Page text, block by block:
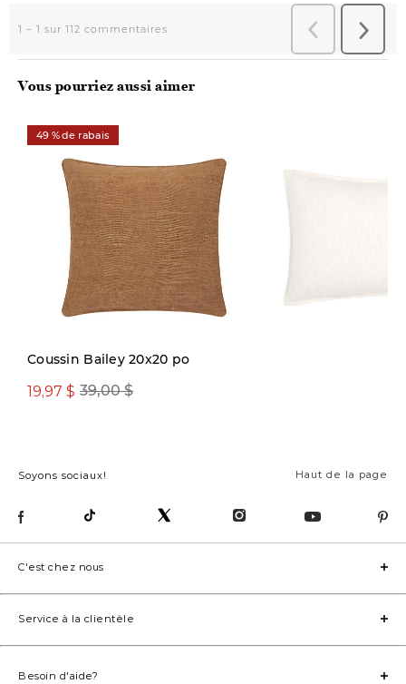
Vous pourriez aussi aimer
49 % de rabais
Coussin Bailey 20x20 po
39,00 $
19,97 $
Haut de la page
Soyons sociaux!
C'est chez nous
Service à la clientèle
Besoin d'aide?